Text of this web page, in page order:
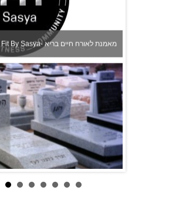
שיש השלום מצבות לגזיאל